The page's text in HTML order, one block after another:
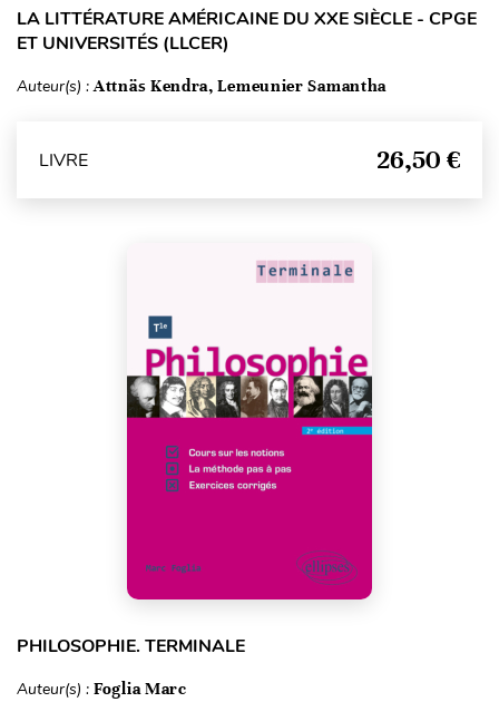
LA LITTÉRATURE AMÉRICAINE DU XXE SIÈCLE - CPGE
ET UNIVERSITÉS (LLCER)
Auteur(s) :Attnäs Kendra, Lemeunier Samantha
LIVRE 26,50 €
PHILOSOPHIE. TERMINALE
Auteur(s) : Foglia Marc